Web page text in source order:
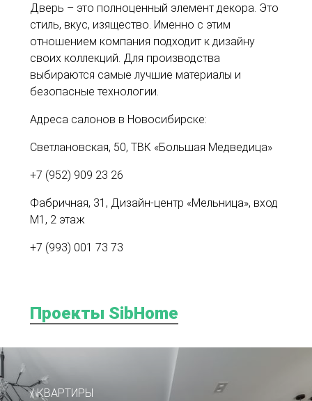
Дверь – это полноценный элемент декора. Это
стиль, вкус, изящество. Именно с этим
отношением компания подходит к дизайну
своих коллекций. Для производства
выбираются самые лучшие материалы и
безопасные технологии.
Адреса салонов в Новосибирске:
Светлановская, 50, ТВК «Большая Медведица»
+7 (952) 909 23 26
Фабричная, 31, Дизайн-центр «Мельница», вход
М1, 2 этаж
+7 (993) 001 73 73
Проекты SibHome
/ КВАРТИРЫ